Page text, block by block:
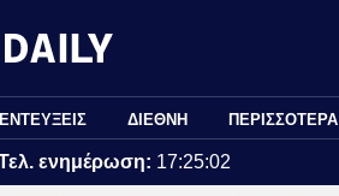
ΔΙΕΘΝΗ ΠΕΡΙΣΣΟΤΕΡΑ
ενημέρωση: 17:25:02